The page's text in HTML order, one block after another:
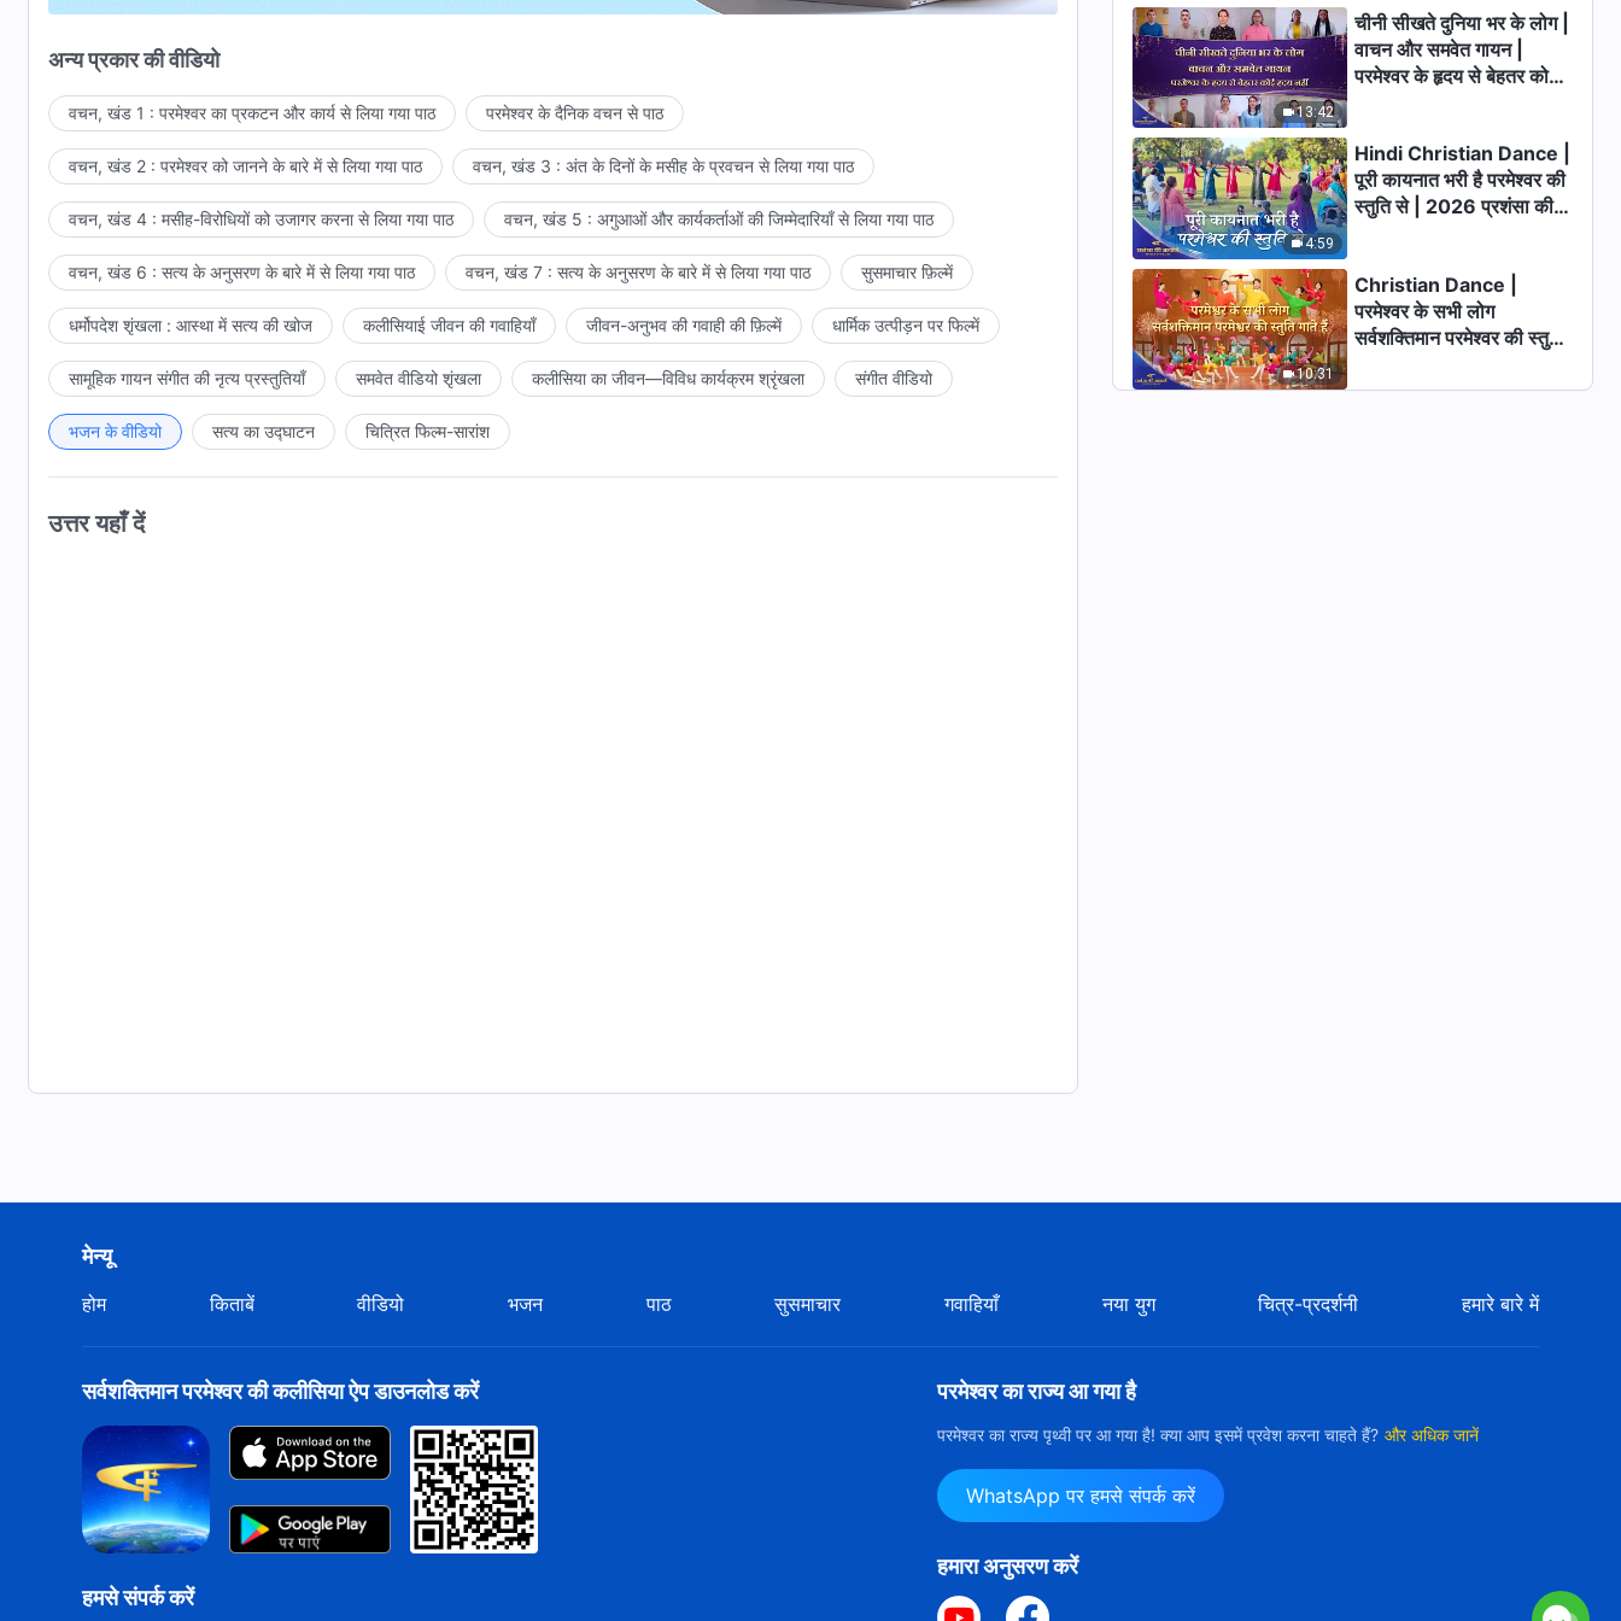
6:04
6:26
अंत के दिनों का न्याय युग को समाप्त करने
का कार्य है | Hindi Christian Song
With Lyrics
3:24
इंसान के लिए परमेश्वर के प्रबंध के मायने |
Hindi Christian Song With
Lyrics
5:02
परमेश्वर छ: हज़ार साल की प्रबंधन योजना
का शासक है | Hindi Christian
Song With Lyrics
मगर देखता है इंसान उसका अधिकार पूरा उसके वचन में।
वो स्वयं परमेश्वर है,
उसी की अभिव्यक्ति है उसके वचन में।
कर सकता नहीं कोई अपमान उसका, वो परमेश्वर है देह में।
देहधारी परमेश्वर व्यक्त करता है अपने वचन,
ताकि सुन सकें और कर सकें ग्रहण न्याय उसका सभी।
रूह के रूप में आकर समर्पण के लिये इंसान को, परमेश्वर डराता नहीं।
इस सच्चे और अपूर्व कार्य से उजागर होता है,
असली स्वभाव इंसान का, जो गहरा दबा होता है,
अन्य प्रकार की वीडियो
वचन, खंड 1 : परमेश्वर का प्रकटन और कार्य से लिया गया पाठ परमेश्वर के दैनिक वचन से पाठ
वचन, खंड 2 : परमेश्वर को जानने के बारे में से लिया गया पाठ वचन, खंड 3 : अंत के दिनों के मसीह के प्रवचन से लिया गया पाठ
वचन, खंड 4 : मसीह-विरोधियों को उजागर करना से लिया गया पाठ वचन, खंड 5 : अगुआओं और कार्यकर्ताओं की जिम्मेदारियाँ से लिया गया पाठ
वचन, खंड 6 : सत्य के अनुसरण के बारे में से लिया गया पाठ वचन, खंड 7 : सत्य के अनुसरण के बारे में से लिया गया पाठ सुसमाचार फ़िल्में
धर्मोपदेश शृंखला : आस्था में सत्य की खोज कलीसियाई जीवन की गवाहियाँ जीवन-अनुभव की गवाही की फ़िल्में धार्मिक उत्पीड़न पर फिल्में
सामूहिक गायन संगीत की नृत्य प्रस्तुतियाँ समवेत वीडियो शृंखला कलीसिया का जीवन—विविध कार्यक्रम श्रृंखला संगीत वीडियो
भजन के वीडियो सत्य का उद्घाटन चित्रित फिल्म-सारांश
उत्तर यहाँ दें
13:42
चीनी सीखते दुनिया भर के लोग |
वाचन और समवेत गायन |
परमेश्वर के हृदय से बेहतर कोई
4:59
Hindi Christian Dance |
पूरी कायनात भरी है परमेश्वर की
स्तुति से | 2026 प्रशंसा की
10:31
Christian Dance |
परमेश्वर के सभी लोग
सर्वशक्तिमान परमेश्वर की स्तुति
आवाजें
मेन्यू
होम किताबें वीडियो भजन पाठ सुसमाचार गवाहियाँ नया युग चित्र-प्रदर्शनी हमारे बारे में
सर्वशक्तिमान परमेश्वर की कलीसिया ऐप डाउनलोड करें
हमसे संपर्क करें
परमेश्वर का राज्य आ गया है
परमेश्वर का राज्य पृथ्वी पर आ गया है! क्या आप इसमें प्रवेश करना चाहते हैं? और अधिक जानें
WhatsApp पर हमसे संपर्क करें
हमारा अनुसरण करें